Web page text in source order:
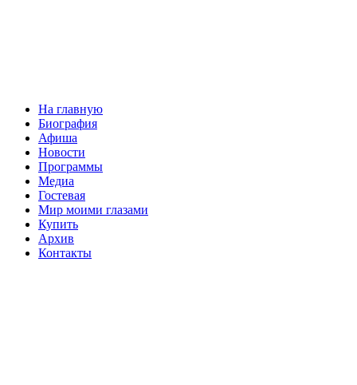
На главную
Биография
Афиша
Новости
Программы
Медиа
Гостевая
Мир моими глазами
Купить
Архив
Контакты